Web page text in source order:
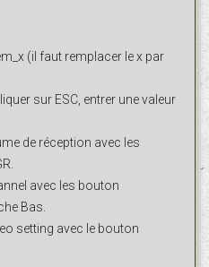
(il faut remplacer le x par
sur ESC, entrer une valeur
de réception avec les
avec les bouton
Bas.
setting avec le bouton